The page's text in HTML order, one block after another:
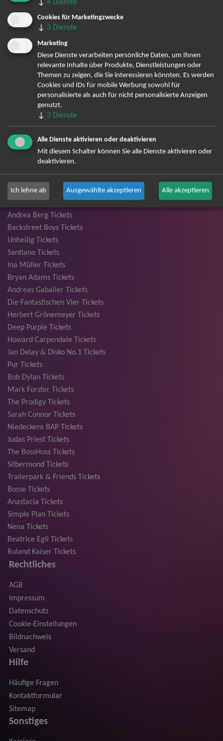
ausverkauft. Ob in kleinen Clubs oder auf großen
Festivalbühnen – die Band liefert immer eine Show, die Fans
und Neulinge gleichermaßen begeistert. Wenn Sie dabei sein
wollen, sollten Sie sich frühzeitig Ihre Karten sichern, bevor die
besten Plätze vergeben sind. Jetzt Tickets für The BossHoss
kaufen und hautnah erleben, wie die Cowboys aus Berlin mit
ihrem unverwechselbaren Sound das Publikum in Stimmung
Back to the Boots - Summer 2026
André Rieu Tickets
Andrea Berg Tickets
Backstreet Boys Tickets
Unheilig Tickets
Santiano Tickets
Ina Müller Tickets
Bryan Adams Tickets
Andreas Gabalier Tickets
Die Fantastischen Vier Tickets
Herbert Grönemeyer Tickets
Deep Purple Tickets
Howard Carpendale Tickets
Jan Delay & Disko No.1 Tickets
Pur Tickets
Bob Dylan Tickets
Mark Forster Tickets
The Prodigy Tickets
Sarah Connor Tickets
Niedeckens BAP Tickets
Judas Priest Tickets
The BossHoss Tickets
Silbermond Tickets
Trailerpark & Friends Tickets
Bosse Tickets
Anastacia Tickets
Simple Plan Tickets
Nena Tickets
Beatrice Egli Tickets
Roland Kaiser Tickets
Rechtliches
AGB
Impressum
Datenschutz
Cookie-Einstellungen
Bildnachweis
Versand
Hilfe
Häufige Fragen
Kontaktformular
Sitemap
Sonstiges
↓ 4 Dienste
Cookies für Marketingzwecke
↓ 3 Dienste
Marketing
Diese Dienste verarbeiten persönliche Daten, um Ihnen
relevante Inhalte über Produkte, Dienstleistungen oder
Themen zu zeigen, die Sie interessieren könnten. Es werden
Cookies und IDs für mobile Werbung sowohl für
personalisierte als auch für nicht personalisierte Anzeigen
genutzt.
↓ 3 Dienste
Alle Dienste aktivieren oder deaktivieren
Mit diesem Schalter können Sie alle Dienste aktivieren oder
deaktivieren.
Ich lehne ab Ausgewählte akzeptieren Alle akzeptieren